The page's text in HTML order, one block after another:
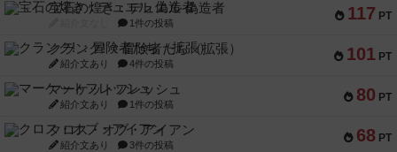
117 PT
宝石の煌き：デュエル 偽造者
1件の投稿
101 PT
クランク! ：冒険者たち（拡張）
紹介文あり 4件の投稿
80 PT
マーケットフレッシュ
紹介文あり 1件の投稿
68 PT
クロス・オブ・アイアン
紹介文あり 3件の投稿